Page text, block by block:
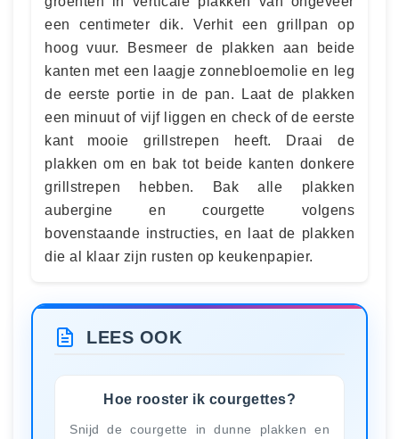
een centimeter dik. Verhit een grillpan op
hoog vuur. Besmeer de plakken aan beide
kanten met een laagje zonnebloemolie en leg
de eerste portie in de pan. Laat de plakken
een minuut of vijf liggen en check of de eerste
kant mooie grillstrepen heeft. Draai de
plakken om en bak tot beide kanten donkere
grillstrepen hebben. Bak alle plakken
aubergine en courgette volgens
bovenstaande instructies, en laat de plakken
die al klaar zijn rusten op keukenpapier.
LEES OOK
Hoe rooster ik courgettes?
Snijd de courgette in dunne plakken en